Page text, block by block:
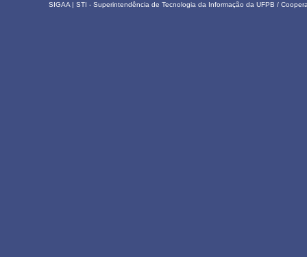
SIGAA | STI - Superintendência de Tecnologia da Informação da UFPB /